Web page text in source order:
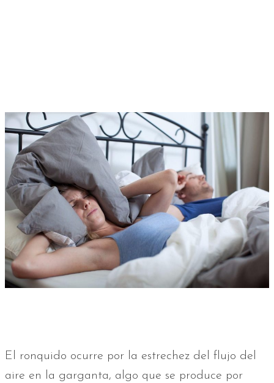
El ronquido ocurre por la estrechez del flujo del
aire en la garganta, algo que se produce por